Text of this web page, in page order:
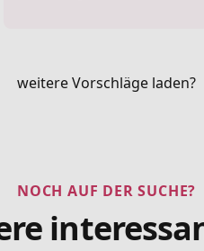
weitere Vorschläge laden?
NOCH AUF DER SUCHE?